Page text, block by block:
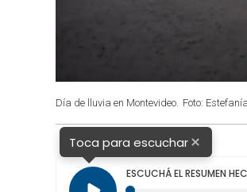
Día de lluvia en Montevideo. Foto:
Toca para escuchar×
ESCUCHÁ EL RESUMEN